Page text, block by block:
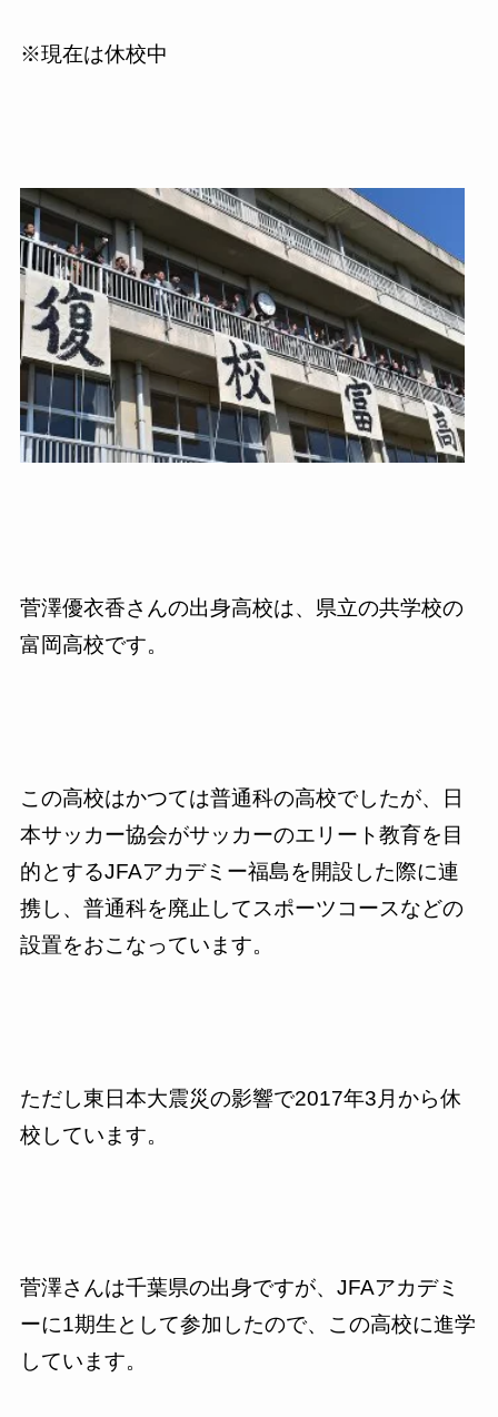
※現在は休校中
菅澤優衣香さんの出身高校は、県立の共学校の
富岡高校です。
この高校はかつては普通科の高校でしたが、日
本サッカー協会がサッカーのエリート教育を目
的とするJFAアカデミー福島を開設した際に連
携し、普通科を廃止してスポーツコースなどの
設置をおこなっています。
ただし東日本大震災の影響で2017年3 月から休
校しています。
菅澤さんは千葉県の出身ですが、 JFAアカデミ
ーに1期生として参加したので、この高校に進学
しています。